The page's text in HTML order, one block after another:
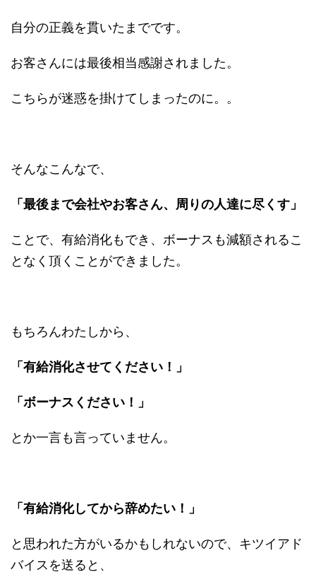
自分の正義を貫いたまでです。
お客さんには最後相当感謝されました。
こちらが迷惑を掛けてしまったのに。。
そんなこんなで、
「最後まで会社やお客さん、周りの人達に尽くす」
ことで、有給消化もでき、ボーナスも減額されるこ
となく頂くことができました。
もちろんわたしから、
「有給消化させてください！」
「ボーナスください！」
とか一言も言っていません。
「有給消化してから辞めたい！」
と思われた方がいるかもしれないので、キツイアド
バイスを送ると、